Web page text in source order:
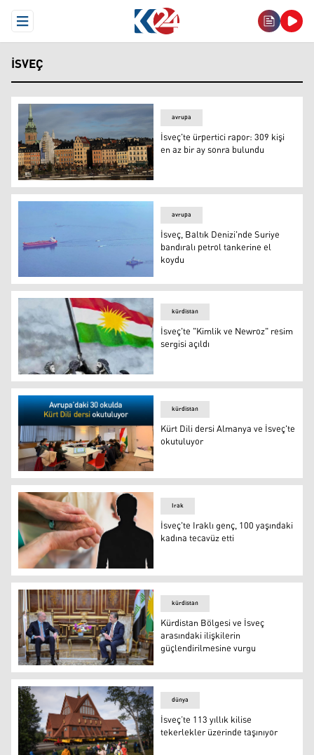
Open Menu
İSVEÇ
FOTO- Reuters
avrupa
İsveç'te ürpertici rapor: 309 kişi
en az bir ay sonra bulundu
İsveç, Baltık Denizi'nde Suriye bandıralı petrol
avrupa
İsveç, Baltık Denizi'nde Suriye
bandıralı petrol tankerine el
koydu
İsveç'te "Kimlik ve Newroz" resim sergisi açıldı
kürdistan
İsveç'te "Kimlik ve Newroz" resim
sergisi açıldı
Kürt Dili dersi Almanya ve İsveç'te okutuluyor
kürdistan
Kürt Dili dersi Almanya ve İsveç'te
okutuluyor
İsveç'te Iraklı genç, 100 yaşındaki kadına tecavüz etti
Irak
İsveç'te Iraklı genç, 100 yaşındaki
kadına tecavüz etti
Kürdistan Bölgesi ve İsveç arasındaki ilişkilerin
kürdistan
Kürdistan Bölgesi ve İsveç
arasındaki ilişkilerin
güçlendirilmesine vurgu
dünya
İsveç’te 113 yıllık kilise
tekerlekler üzerinde taşınıyor